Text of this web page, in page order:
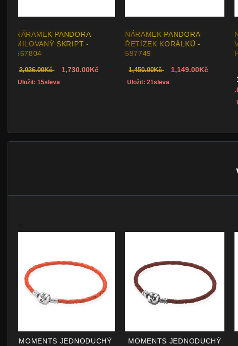
NÁRAMEK PANDORA
MILOVANÝ SKRIPT -
567804
2,026.00Kč 1,730.00Kč
Uložit: 15sleva
NÁRAMEK PANDORA
ŘETÍZEK KORÁLKŮ -
597749
1,450.00Kč 1,149.00Kč
Uložit: 21sleva
MOMENTS JEDNODUCHÝ
MOMENTS JEDNODUCHÝ